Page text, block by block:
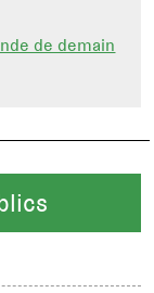
de demain